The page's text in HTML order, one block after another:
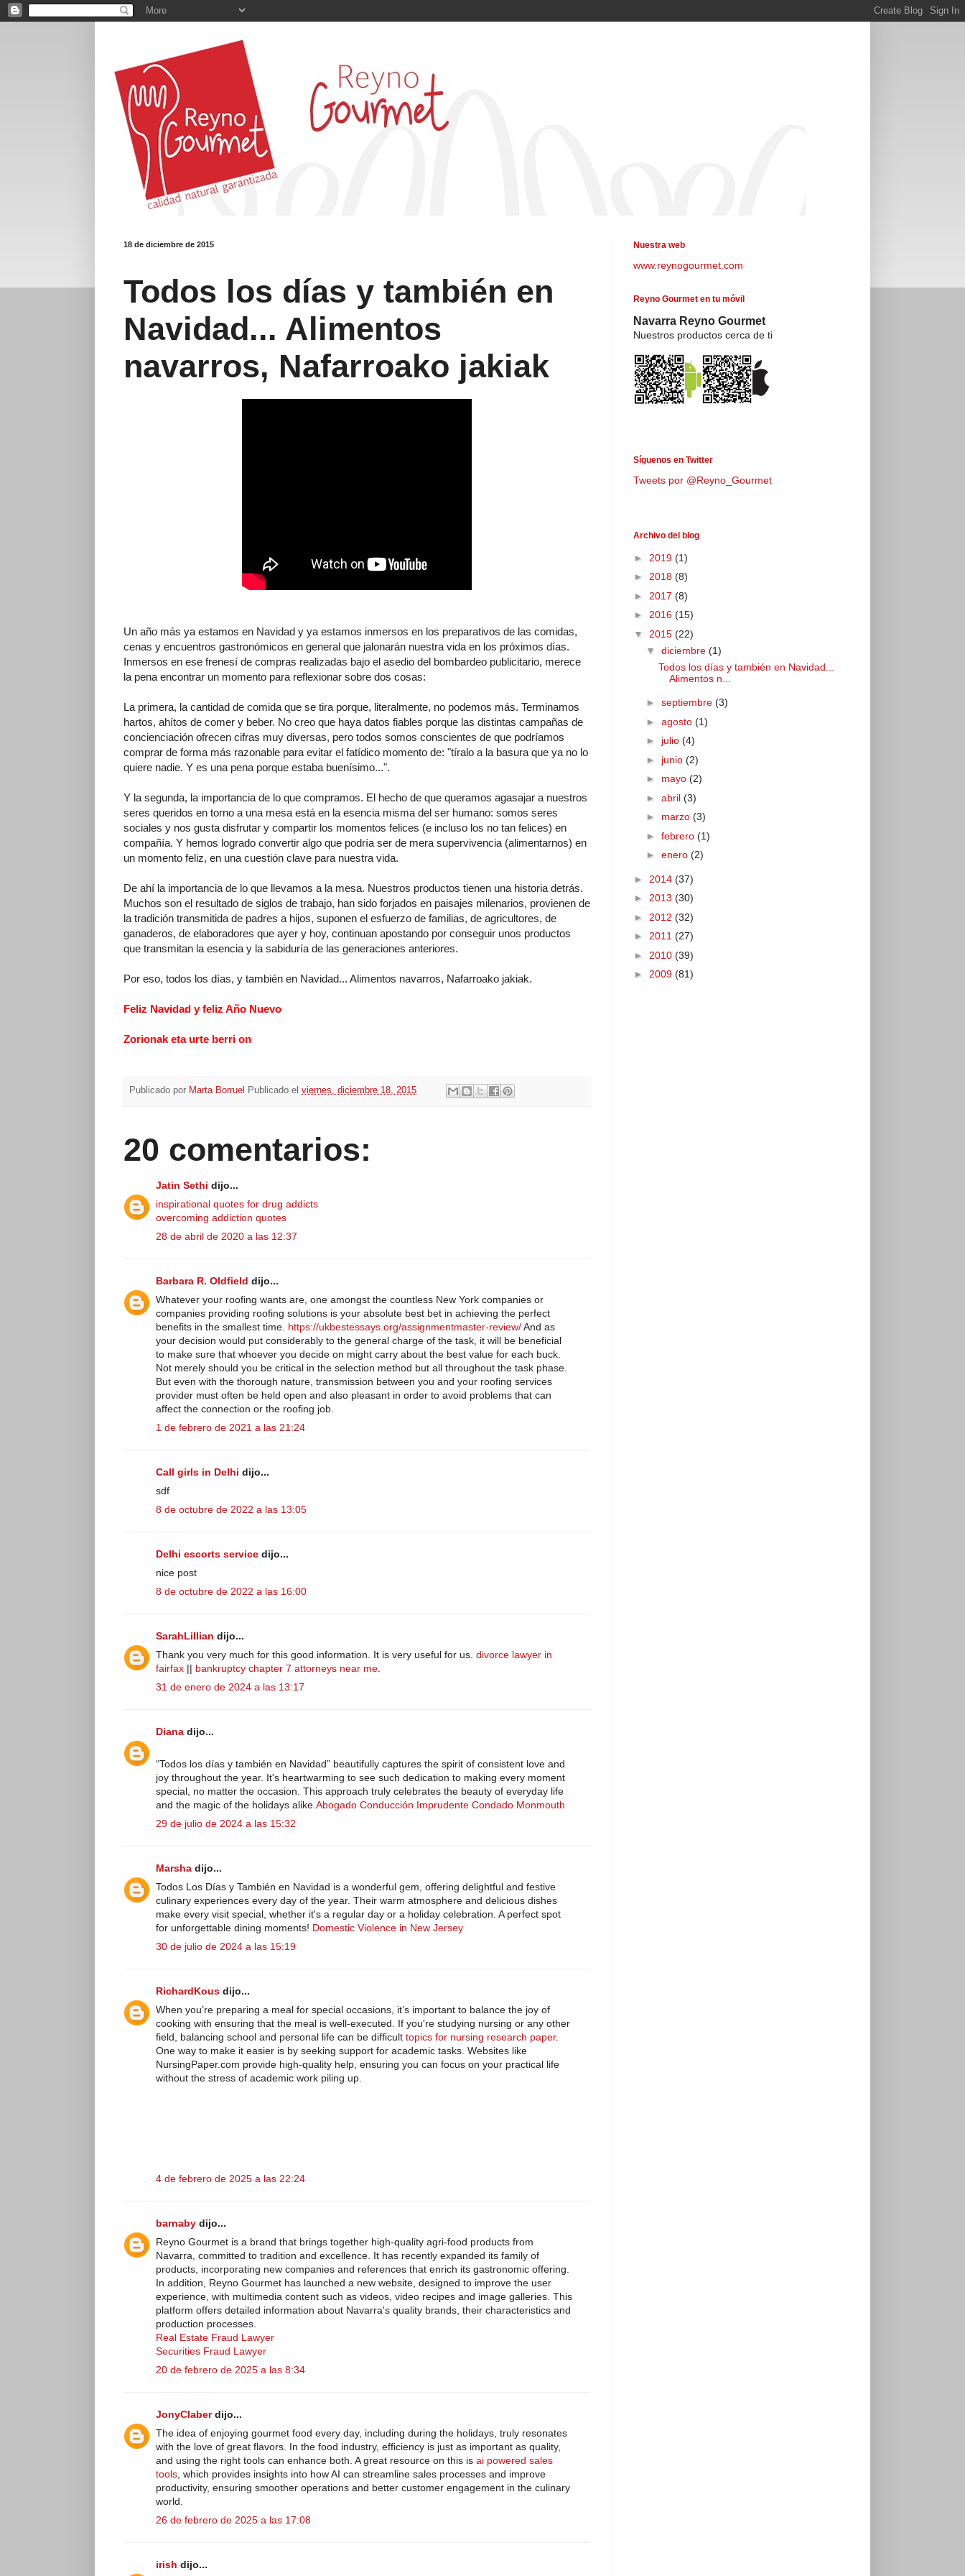
18 de diciembre de 2015
Todos los días y también en
Navidad... Alimentos
navarros, Nafarroako jakiak
Un año más ya estamos en Navidad y ya estamos inmersos en los preparativos de las comidas,
cenas y encuentros gastronómicos en general que jalonarán nuestra vida en los próximos días.
Inmersos en ese frenesí de compras realizadas bajo el asedio del bombardeo publicitario, merece
la pena encontrar un momento para reflexionar sobre dos cosas:
La primera, la cantidad de comida que se tira porque, literalmente, no podemos más. Terminamos
hartos, ahítos de comer y beber. No creo que haya datos fiables porque las distintas campañas de
concienciación ofrecen cifras muy diversas, pero todos somos conscientes de que podríamos
comprar de forma más razonable para evitar el fatídico momento de: "tíralo a la basura que ya no lo
quiere nadie. Y es una pena porque estaba buenísimo...".
Y la segunda, la importancia de lo que compramos. El hecho de que queramos agasajar a nuestros
seres queridos en torno a una mesa está en la esencia misma del ser humano: somos seres
sociales y nos gusta disfrutar y compartir los momentos felices (e incluso los no tan felices) en
compañía. Y hemos logrado convertir algo que podría ser de mera supervivencia (alimentarnos) en
un momento feliz, en una cuestión clave para nuestra vida.
De ahí la importancia de lo que llevamos a la mesa. Nuestros productos tienen una historia detrás.
Muchos son el resultado de siglos de trabajo, han sido forjados en paisajes milenarios, provienen de
la tradición transmitida de padres a hijos, suponen el esfuerzo de familias, de agricultores, de
ganaderos, de elaboradores que ayer y hoy, continuan apostando por conseguir unos productos
que transmitan la esencia y la sabiduría de las generaciones anteriores.
Por eso, todos los días, y también en Navidad... Alimentos navarros, Nafarroako jakiak.
Feliz Navidad y feliz Año Nuevo
Zorionak eta urte berri on
Publicado por Marta Borruel Publicado el viernes, diciembre 18, 2015
20 comentarios:
Jatin Sethi dijo...
inspirational quotes for drug addicts
overcoming addiction quotes
28 de abril de 2020 a las 12:37
Barbara R. Oldfield dijo...
Whatever your roofing wants are, one amongst the countless New York companies or
companies providing roofing solutions is your absolute best bet in achieving the perfect
benefits in the smallest time. https://ukbestessays.org/assignmentmaster-review/And as
your decision would put considerably to the general charge of the task, it will be beneficial
to make sure that whoever you decide on might carry about the best value for each buck.
Not merely should you be critical in the selection method but all throughout the task phase.
But even with the thorough nature, transmission between you and your roofing services
provider must often be held open and also pleasant in order to avoid problems that can
affect the connection or the roofing job.
1 de febrero de 2021 a las 21:24
Call girls in Delhi dijo...
sdf
8 de octubre de 2022 a las 13:05
Delhi escorts service dijo...
nice post
8 de octubre de 2022 a las 16:00
SarahLillian dijo...
Thank you very much for this good information. It is very useful for us. divorce lawyer in
fairfax || bankruptcy chapter 7 attorneys near me
31 de enero de 2024 a las 13:17
Diana dijo...
“Todos los días y también en Navidad” beautifully captures the spirit of consistent love and
joy throughout the year. It's heartwarming to see such dedication to making every moment
special, no matter the occasion. This approach truly celebrates the beauty of everyday life
and the magic of the holidays alike. Abogado Conducción Imprudente Condado Monmouth
29 de julio de 2024 a las 15:32
Marsha dijo...
Todos Los Días y También en Navidad is a wonderful gem, offering delightful and festive
culinary experiences every day of the year. Their warm atmosphere and delicious dishes
make every visit special, whether it's a regular day or a holiday celebration. A perfect spot
for unforgettable dining moments! Domestic Violence in New Jersey
30 de julio de 2024 a las 15:19
RichardKous dijo...
When you’re preparing a meal for special occasions, it’s important to balance the joy of
cooking with ensuring that the meal is well-executed. If you're studying nursing or any other
field, balancing school and personal life can be difficult topics for nursing research paper.
One way to make it easier is by seeking support for academic tasks. Websites like
NursingPaper.com provide high-quality help, ensuring you can focus on your practical life
without the stress of academic work piling up.
4 de febrero de 2025 a las 22:24
barnaby dijo...
Reyno Gourmet is a brand that brings together high-quality agri-food products from
Navarra, committed to tradition and excellence. It has recently expanded its family of
products, incorporating new companies and references that enrich its gastronomic offering.
In addition, Reyno Gourmet has launched a new website, designed to improve the user
experience, with multimedia content such as videos, video recipes and image galleries. This
platform offers detailed information about Navarra's quality brands, their characteristics and
production processes.
Real Estate Fraud Lawyer
Securities Fraud Lawyer
20 de febrero de 2025 a las 8:34
JonyClaberdijo...
The idea of enjoying gourmet food every day, including during the holidays, truly resonates
with the love of great flavors. In the food industry, efficiency is just as important as quality,
and using the right tools can enhance both. A great resource on this is ai powered sales
tools , which provides insights into how AI can streamline sales processes and improve
productivity, ensuring smoother operations and better customer engagement in the culinary
world.
26 de febrero de 2025 a las 17:08
irish dijo...
Nuestra web
www.reynogourmet.com
Reyno Gourmet en tu móvil
Navarra Reyno Gourmet
Nuestros productos cerca de ti
Síguenos en Twitter
Tweets por @Reyno_Gourmet
Archivo del blog
► 2019 (1)
► 2018 (8)
► 2017 (8)
► 2016 (15)
▼ 2015 (22)
▼ diciembre (1)
Todos los días y también en Navidad...
Alimentos n...
► septiembre (3)
► agosto (1)
► julio (4)
► junio (2)
► mayo (2)
► abril (3)
► marzo (3)
► febrero (1)
► enero (2)
► 2014 (37)
► 2013 (30)
► 2012 (32)
► 2011 (27)
► 2010 (39)
► 2009 (81)